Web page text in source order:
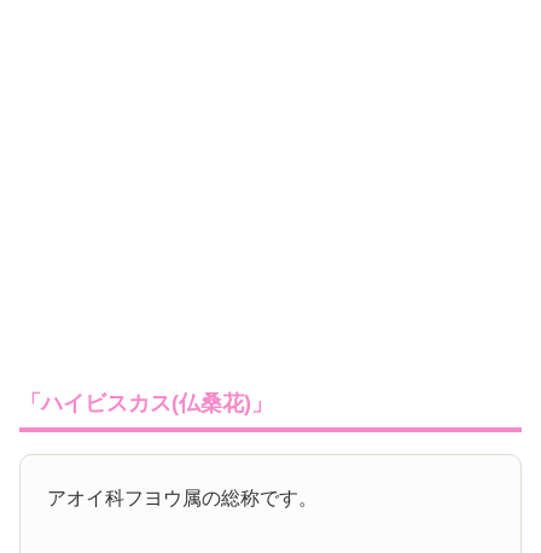
「ハイビスカス(仏桑花)」
アオイ科フヨウ属の総称です。